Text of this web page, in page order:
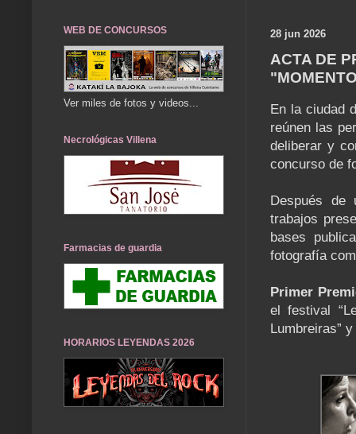
28 jun 2026
ACTA DE
En la ciudad
reúnen las
deliberar y
concurso de
Después
trabajos
bases
fotografía
Primer
el festival
Lumbreiras”
WEB DE CONCURSOS
Ver miles de fotos y videos...
Necrológicas Villena
Farmacias de guardia
HORARIOS LEYENDAS 2026